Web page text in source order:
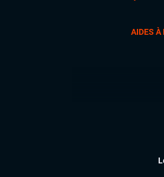
AIDES À